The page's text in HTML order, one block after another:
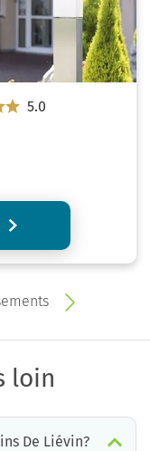
5.0
loin
De Liévin?